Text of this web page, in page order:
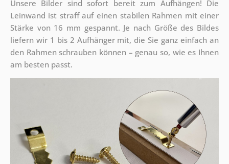
Unsere Bilder sind sofort bereit zum Aufhängen! Die
Leinwand ist straff auf einen stabilen Rahmen mit einer
Stärke von 16 mm gespannt. Je nach Größe des Bildes
liefern wir 1 bis 2 Aufhänger mit, die Sie ganz einfach an
den Rahmen schrauben können – genau so, wie es Ihnen
am besten passt.